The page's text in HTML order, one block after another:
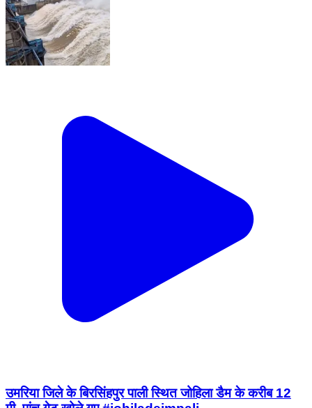
उमरिया जिले के बिरसिंहपुर पाली स्थित जोहिला डैम के करीब 12